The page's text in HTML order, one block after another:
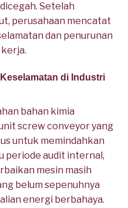
Setelah
perusahaan mencatat
dan penurunan
di Industri
bahan kimia
screw conveyor yang
untuk memindahkan
periode audit internal,
mesin masih
belum sepenuhnya
energi berbahaya.